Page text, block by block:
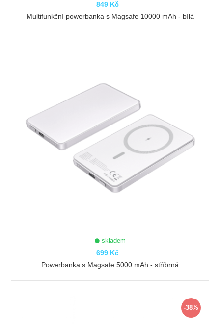
849 Kč
Multifunkční powerbanka s Magsafe 10000 mAh - bílá
skladem
699 Kč
Powerbanka s Magsafe 5000 mAh - stříbrná
-38%